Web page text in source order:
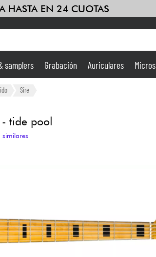
HASTA EN 24 CUOTAS
Grabación
Bundle
Ver nuestras marcas
samplers Grabación Auriculares Micros
Sire
tide pool
similares